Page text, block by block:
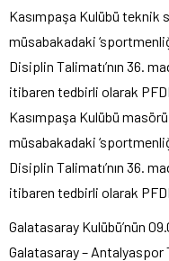
Kasımpaşa Kulübü teknik
müsabakadaki
Disiplin Talimatı’nın 36.
itibaren tedbirli olarak
Kasımpaşa Kulübü masörü
müsabakadaki
Disiplin Talimatı’nın 36.
itibaren tedbirli olarak
Galatasaray Kulübü’nün
Galatasaray – Antalyaspor